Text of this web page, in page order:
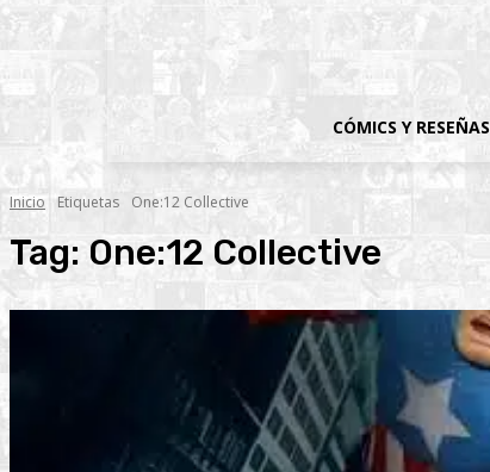
CÓMICS Y RESEÑAS
Inicio Etiquetas One:12 Collective
Tag: One:12 Collective